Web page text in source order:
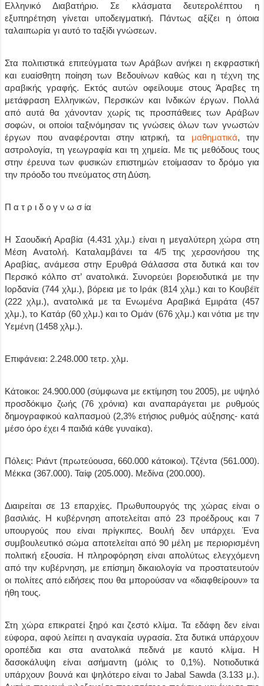
Ελληνικό Διαβατήριο. Σε κλάσματα δευτερολέπτου η
εξυπηρέτηση γίνεται υποδειγματική. Πάντως αξίζει η όποια
ταλαιπωρία γι αυτό το ταξίδι γνώσεων.
Στα πολιτιστικά επιτεύγματα των Αράβων ανήκει η εκφραστική
και ευαίσθητη ποίηση των Βεδουίνων καθώς και η τέχνη της
αραβικής γραφής. Εκτός αυτών οφείλουμε στους Άραβες τη
μετάφραση Ελληνικών, Περσικών και Ινδικών έργων. Πολλά
από αυτά θα χάνονταν χωρίς τις προσπάθειες των Αράβων
σοφών, οι οποίοι ταξινόμησαν τις γνώσεις όλων των γνωστών
έργων που αναφέρονται στην ιατρική, τα μαθηματικά, την
αστρολογία, τη γεωγραφία και τη χημεία. Με τις μεθόδους τους
στην έρευνα των φυσικών επιστημών ετοίμασαν το δρόμο για
την πρόοδο του πνεύματος στη Δύση.
Π α τ ρ ι δ ο γ ν ω σ ία
Η Σαουδική Αραβία (4.431 χλμ.) είναι η μεγαλύτερη χώρα στη
Μέση Ανατολή. Καταλαμβάνει τα 4/5 της χερσονήσου της
Αραβίας, ανάμεσα στην Ερυθρά Θάλασσα στα δυτικά και τον
Περσικό κόλπο στ’ ανατολικά. Συνορεύει βορειοδυτικά με την
Ιορδανία (744 χλμ.), βόρεια με το Ιράκ (814 χλμ.) και το Κουβέϊτ
(222 χλμ.), ανατολικά με τα Ενωμένα Αραβικά Εμιράτα (457
χλμ.), το Κατάρ (60 χλμ.) και το Ομάν (676 χλμ.) και νότια με την
Υεμένη (1458 χλμ.).
Επιφάνεια: 2.248.000 τετρ. χλμ.
Κάτοικοι: 24.900.000 (σύμφωνα με εκτίμηση του 2005), με υψηλό
προσδόκιμο ζωής (76 χρόνια) και αναπαράγεται με ρυθμούς
δημογραφικού καλπασμού (2,3% ετήσιος ρυθμός αύξησης- κατά
μέσο όρο έχει 4 παιδιά κάθε γυναίκα).
Πόλεις: Ριάντ (πρωτεύουσα, 660.000 κάτοικοι). Τζέντα (561.000).
Μέκκα (367.000). Ταίφ (205.000). Μεδίνα (200.000).
Διαιρείται σε 13 επαρχίες. Πρωθυπουργός της χώρας είναι ο
βασιλιάς. Η κυβέρνηση αποτελείται από 23 προέδρους και 7
υπουργούς που είναι πρίγκιπες. Βουλή δεν υπάρχει. Ένα
συμβουλευτικό σώμα αποτελείται από 90 μέλη με περιορισμένη
πολιτική εξουσία. Η πληροφόρηση είναι απολύτως ελεγχόμενη
από την κυβέρνηση, με επίσημη δικαιολογία να προστατευτούν
οι πολίτες από ειδήσεις που θα μπορούσαν να «διαφθείρουν» τα
ήθη τους.
Στη χώρα επικρατεί ξηρό και ζεστό κλίμα. Τα εδάφη δεν είναι
εύφορα, αφού λείπει η αναγκαία υγρασία. Στα δυτικά υπάρχουν
οροπέδια και στα ανατολικά πεδινά με καυτό κλίμα. Η
δασοκάλυψη είναι ασήμαντη (μόλις το 0,1%). Νοτιοδυτικά
υπάρχουν βουνά και ψηλότερο είναι το Jabal Sawda (3.133 μ.).